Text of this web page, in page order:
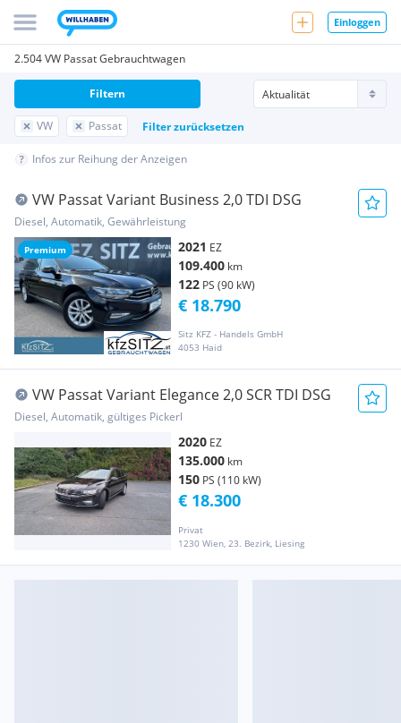
Einloggen
2.504 VW Passat Gebrauchtwagen
VW Passat Filter zurücksetzen
Filtern
Infos zur Reihung der Anzeigen
Premium
VW Passat Variant Business 2,0 TDI DSG
Diesel, Automatik, Gewährleistung
2021 EZ
109.400 km
122 PS (90 kW)
Sitz KFZ - Handels GmbH
4053 Haid
€ 18.790
VW Passat Variant Elegance 2,0 SCR TDI DSG
Diesel, Automatik, gültiges Pickerl
2020 EZ
135.000 km
150 PS (110 kW)
Privat
1230 Wien, 23. Bezirk, Liesing
€ 18.300